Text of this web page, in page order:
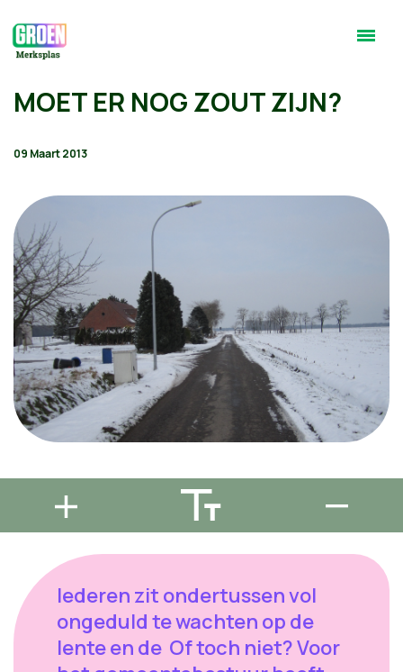
MOET ER NOG ZOUT ZIJN?
09 Maart 2013
Iederen zit ondertussen vol
ongeduld te wachten op de
lente en de Of toch niet? Voor